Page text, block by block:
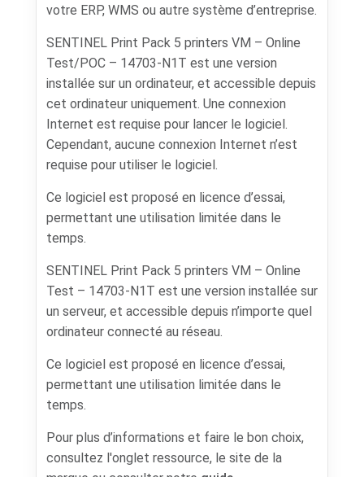
votre ERP, WMS ou autre système d’entreprise.
SENTINEL Print Pack 5 printers VM – Online
Test/POC – 14703-N1T est une version
installée sur un ordinateur, et accessible depuis
cet ordinateur uniquement. Une connexion
Internet est requise pour lancer le logiciel.
Cependant, aucune connexion Internet n’est
requise pour utiliser le logiciel.
Ce logiciel est proposé en licence d’essai,
permettant une utilisation limitée dans le
temps.
SENTINEL Print Pack 5 printers VM – Online
Test – 14703-N1T est une version installée sur
un serveur, et accessible depuis n’importe quel
ordinateur connecté au réseau.
Ce logiciel est proposé en licence d’essai,
permettant une utilisation limitée dans le
temps.
Pour plus d’informations et faire le bon choix,
consultez l'onglet ressource, le site de la